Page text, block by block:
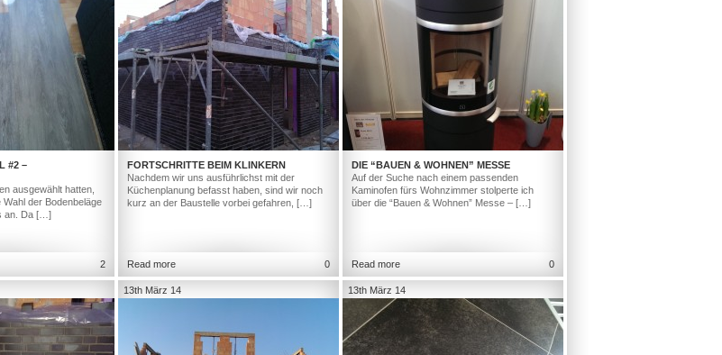
#2 –
ausgewählt hatten,
der Bodenbeläge
an. Da […]
2
FORTSCHRITTE BEIM KLINKERN
Nachdem wir uns ausführlichst mit der
Küchenplanung befasst haben, sind wir noch
kurz an der Baustelle vorbei gefahren, […]
Read more 0
DIE “BAUEN & WOHNEN” MESSE
Auf der Suche nach einem passenden
Kaminofen fürs Wohnzimmer stolperte ich
über die “Bauen & Wohnen” Messe – […]
Read more 0
13th März 14 13th März 14